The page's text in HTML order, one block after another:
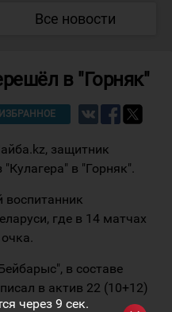
через 9 сек.
Все новости
в "Горняк"
ИЗБРАННОЕ
защитник
в "Горняк".
воспитанник
где в 14 матчах
в составе
в актив 22 (10+12)